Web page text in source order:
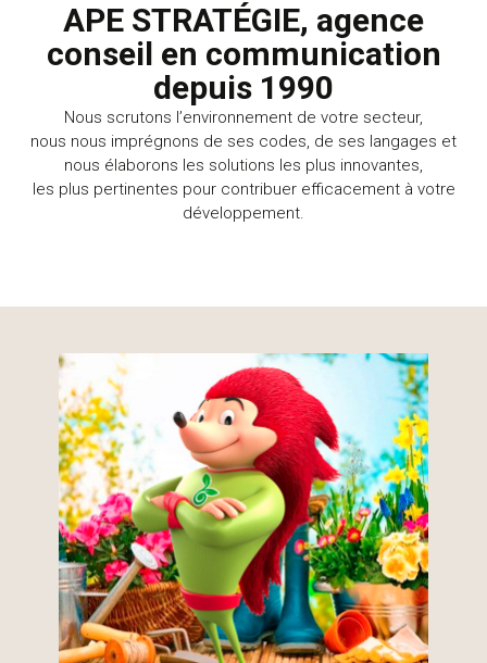
APE STRATÉGIE, agence
conseil en communication
depuis 1990
Nous scrutons l’environnement de votre secteur,
nous nous imprégnons de ses codes, de ses langages et
nous élaborons les solutions les plus innovantes,
les plus pertinentes pour contribuer efficacement à votre
développement.